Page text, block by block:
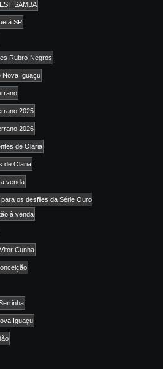
SAMBA
SP
Rubro-Negros
Nova Iguaçu
2025
2026
de Olaria
de Olaria
venda
os desfiles da Série Ouro
à venda
Cunha
Iguaçu